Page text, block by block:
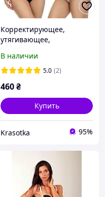
Корректирующее,
утягивающее,
боди с высокой степенью
утяжки, черное
В наличии
5.0 (2)
460₴
Купить
Krasotka 95%